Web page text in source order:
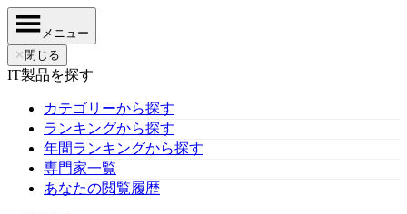
メニュー
✕ 閉じる
IT製品を探す
カテゴリーから探す
ランキングから探す
年間ランキングから探す
専門家一覧
あなたの閲覧履歴